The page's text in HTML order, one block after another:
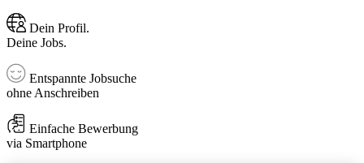
Dein Profil.
Deine Jobs.
Entspannte Jobsuche
ohne Anschreiben
Einfache Bewerbung
via Smartphone